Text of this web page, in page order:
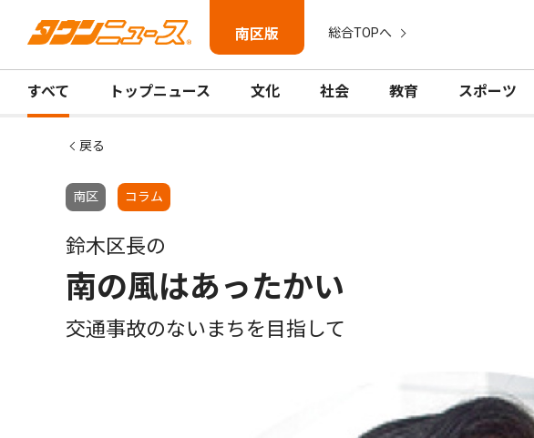
南区版 総合TOPへ
すべて トップニュース 文化 社会 教育 スポーツ
戻る
南区 コラム
鈴木区長の
南の風はあったかい
交通事故のないまちを目指して